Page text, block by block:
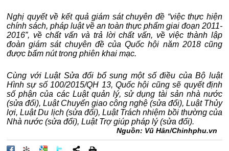
Nghị quyết về kết quả giám sát chuyên đề “việc thực hiện
chính sách, pháp luật về an toàn thực phẩm giai đoạn 2011-
2016”, về chất vấn và trả lời chất vấn, về việc thành lập
đoàn giám sát chuyên đề của Quốc hội năm 2018 cũng
được bấm nút trong phiên khai mạc.
Cùng với Luật Sửa đổi bổ sung một số điều của Bộ luật
Hình sự số 100/2015/QH 13, Quốc hội cũng sẽ quyết định
số phận của các Luật quản lý, sử dụng tài sản nhà nước
(sửa đổi), Luật Chuyển giao công nghệ (sửa đổi), Luật Thủy
lợi, Luật Du lịch (sửa đổi), Luật Trách nhiệm bồi thường của
Nhà nước (sửa đổi), Luật Trợ giúp pháp lý (sửa đổi).
Nguồn: Vũ Hân/Chinhphu.vn